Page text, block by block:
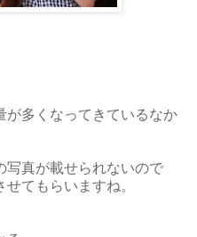
が多くなってきているなか
写真が載せられないので
てもらいますね。